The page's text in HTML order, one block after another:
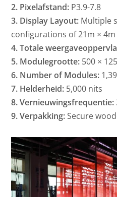
2. Pixelafstand: P3.9-7.8
3. Display Layout: Multiple
configurations of 21m ×
4. Totale
5. Modulegrootte: 500 ×
6. Number of Modules:
7. Helderheid: 5,000 nits
8. Vernieuwingsfrequentie:
9. Verpakking: Secure